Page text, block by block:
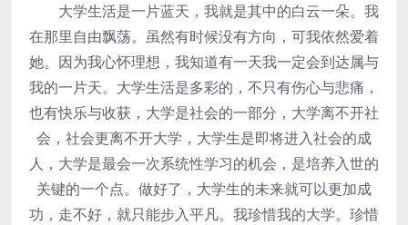
大学生活是一片蓝天，我就是其中的白云一朵。我
在那里自由飘荡。虽然有时候没有方向，可我依然爱着
她。因为我心怀理想，我知道有一天我一定会到达属与
我的一片天。大学生活是多彩的，不只有伤心与悲痛，
也有快乐与收获，大学是社会的一部分，大学离不开社
会，社会更离不开大学，大学生是即将进入社会的成
人，大学是最会一次系统性学习的机会，是培养入世的
关键的一个点。做好了，大学生的未来就可以更加成
功，走不好，就只能步入平凡。我珍惜我的大学。珍惜